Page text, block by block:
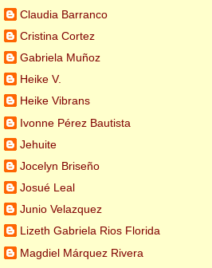
Claudia Barranco
Cristina Cortez
Gabriela Muñoz
Heike V.
Heike Vibrans
Ivonne Pérez Bautista
Jehuite
Jocelyn Briseño
Josué Leal
Junio Velazquez
Lizeth Gabriela Rios Florida
Magdiel Márquez Rivera